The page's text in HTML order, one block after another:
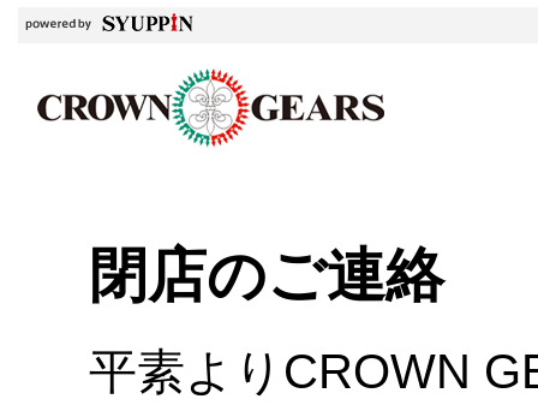
閉店のご連絡
平素よりCROWN